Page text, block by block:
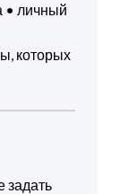
• личный
которых
задать